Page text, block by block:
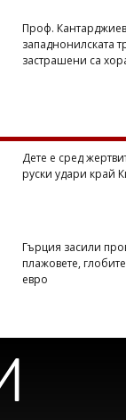
Проф.
западнонилската
застрашени са
Дете е сред
руски удари край
Гърция засили
плажовете,
евро